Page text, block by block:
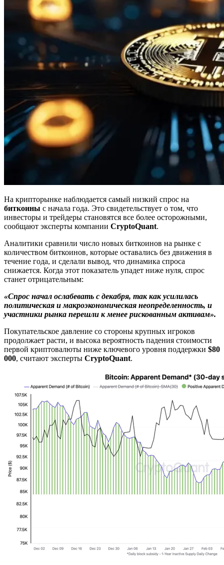
На крипторынке наблюдается самый низкий спрос на
биткоины с начала года. Это свидетельствует о том, что
инвесторы и трейдеры становятся все более осторожными,
сообщают эксперты компании CryptoQuant.
Аналитики сравнили число новых биткоинов на рынке с
количеством биткоинов, которые оставались без движения в
течение года, и сделали вывод, что динамика спроса
снижается. Когда этот показатель упадет ниже нуля, спрос
станет отрицательным:
«Спрос начал ослабевать с декабря, так как усилилась
политическая и макроэкономическая неопределенность, и
участники рынка перешли к менее рискованным активам».
Покупательское давление со стороны крупных игроков
продолжает расти, и высока вероятность падения стоимости
первой криптовалюты ниже ключевого уровня поддержки $80
000, считают эксперты CryptoQuant.